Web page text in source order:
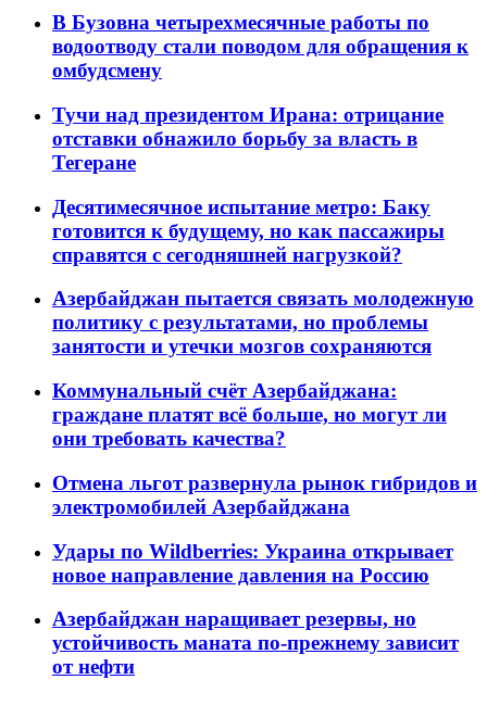
В Бузовна четырехмесячные работы по
водоотводу стали поводом для обращения к
омбудсмену
Тучи над президентом Ирана: отрицание
отставки обнажило борьбу за власть в
Тегеране
Десятимесячное испытание метро: Баку
готовится к будущему, но как пассажиры
справятся с сегодняшней нагрузкой?
Азербайджан пытается связать молодежную
политику с результатами, но проблемы
занятости и утечки мозгов сохраняются
Коммунальный счёт Азербайджана:
граждане платят всё больше, но могут ли
они требовать качества?
Отмена льгот развернула рынок гибридов и
электромобилей Азербайджана
Удары по Wildberries: Украина открывает
новое направление давления на Россию
Азербайджан наращивает резервы, но
устойчивость маната по-прежнему зависит
от нефти